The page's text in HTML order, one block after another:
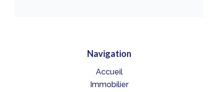
Navigation
Accueil
Immobilier